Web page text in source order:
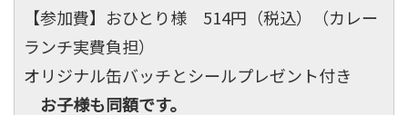
【参加費】おひとり様 514円（税込）（カレー
ランチ実費負担）
オリジナル缶バッチとシールプレゼント付き
お子様も同額です。